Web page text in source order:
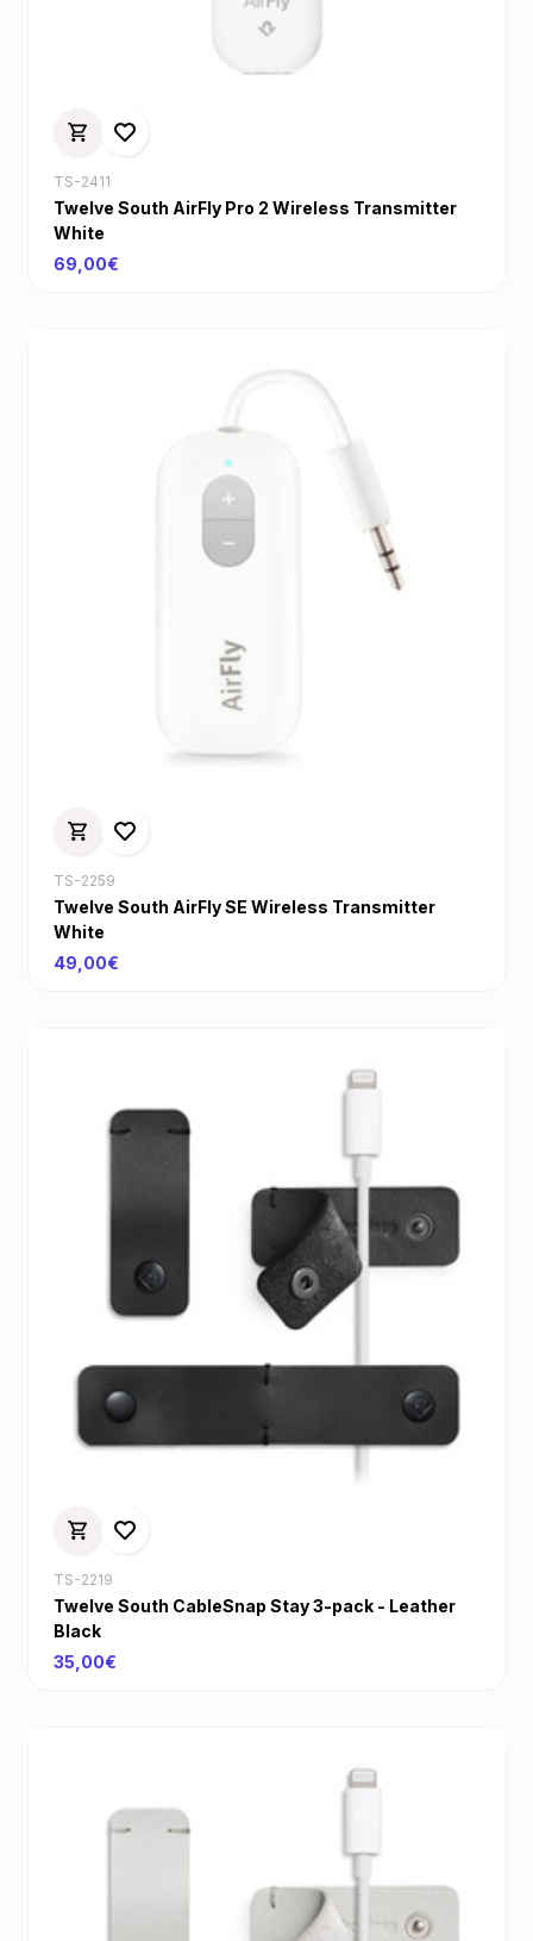
TS-2411
Twelve South AirFly Pro 2 Wireless Transmitter
White
69,00€
TS-2259
Twelve South AirFly SE Wireless Transmitter
White
49,00€
TS-2219
Twelve South CableSnap Stay 3-pack - Leather
Black
35,00€